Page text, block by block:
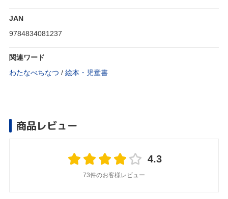
JAN
9784834081237
関連ワード
わたなべちなつ / 絵本・児童書
商品レビュー
4.3
73件のお客様レビュー